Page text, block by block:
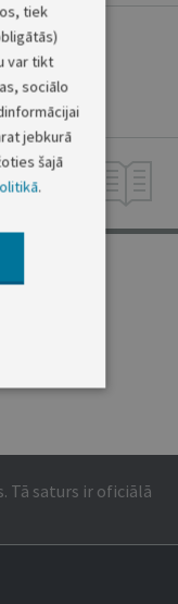
Tā saturs ir oficiālā
tiek
var tikt
sociālo
jebkurā
šajā
.